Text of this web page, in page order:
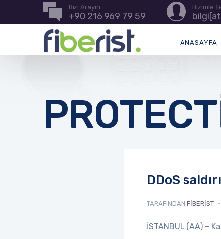
Bizi Arayın
+90 216 969 79 59
Bizimle
ANASAYFA
DDoS
TARAFINDAN FIBERIST
İSTANBUL (AA) –